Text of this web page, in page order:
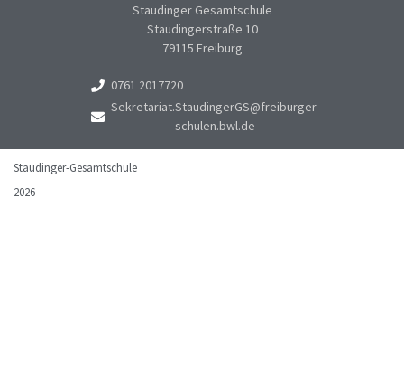
Staudinger Gesamtschule
Staudingerstraße 10
79115 Freiburg
0761 2017720
Sekretariat.StaudingerGS@freiburger-
schulen.bwl.de
Staudinger-Gesamtschule
2026